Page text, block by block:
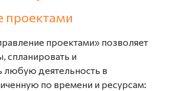
проектами
проектами» позволяет
спланировать и
любую деятельность в
по времени и ресурсам: